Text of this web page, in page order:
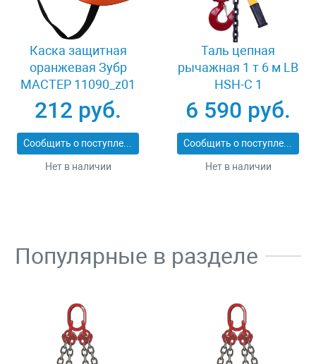
Каска защитная
оранжевая Зубр
МАСТЕР 11090_z01
212 руб.
Сообщить о поступлении
Нет в наличии
Таль цепная
рычажная 1 т 6 м LB
HSH-C 1
6 590 руб.
Сообщить о поступлении
Нет в наличии
Популярные в разделе